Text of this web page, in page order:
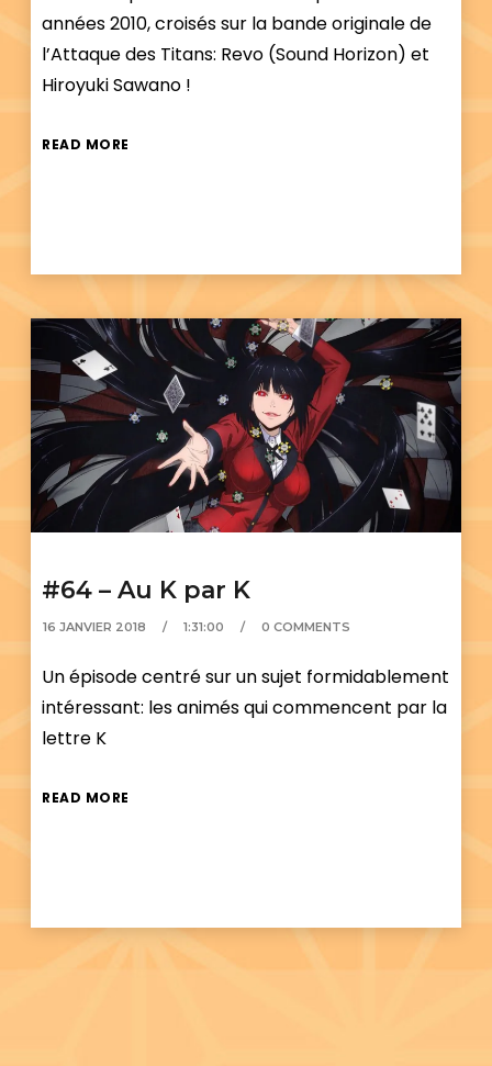
années 2010, croisés sur la bande originale de
l’Attaque des Titans: Revo (Sound Horizon) et
Hiroyuki Sawano !
READ MORE
#64 – Au K par K
16 JANVIER 2018 1:31:00 0 COMMENTS
Un épisode centré sur un sujet formidablement
intéressant: les animés qui commencent par la
lettre K
READ MORE